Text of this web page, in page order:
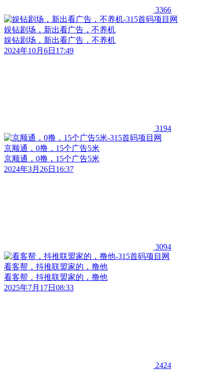
3366
娱钻剧场，新出看广告，不养机
娱钻剧场，新出看广告，不养机
2024年10月6日17:49
3194
京顺通，0撸，15个广告5米
京顺通，0撸，15个广告5米
2024年3月26日16:37
3094
看客帮，抖推联盟家的，撸他
看客帮，抖推联盟家的，撸他
2025年7月17日08:33
2424